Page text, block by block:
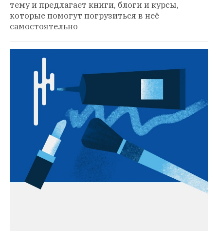
тему и предлагает книги, блоги и курсы,
которые помогут погрузиться в неё
самостоятельно